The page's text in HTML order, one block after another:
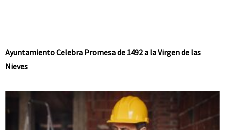
Ayuntamiento Celebra Promesa de 1492 a la Virgen de las
Nieves